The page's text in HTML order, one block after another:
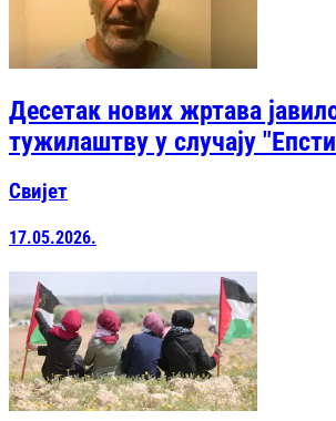
Десетак нових жртава
тужилаштву у случају
Свијет
17.05.2026.